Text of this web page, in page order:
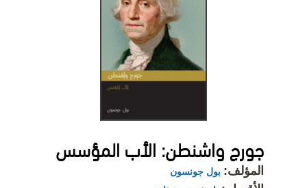
جورج واشنطن: الأب المؤسس
المؤلف: بول جونسون